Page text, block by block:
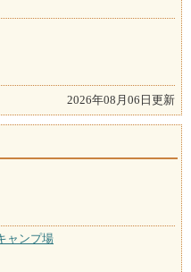
2026年08月06日更新
ャンプ場